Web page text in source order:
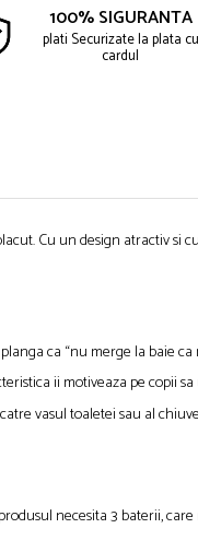
100% SIGURANTA
plati Securizate la plata cu
cardul
Cu un design atractiv si
ca “nu merge la baie ca
ii motiveaza pe copii
vasul toaletei sau al
necesita 3 baterii,